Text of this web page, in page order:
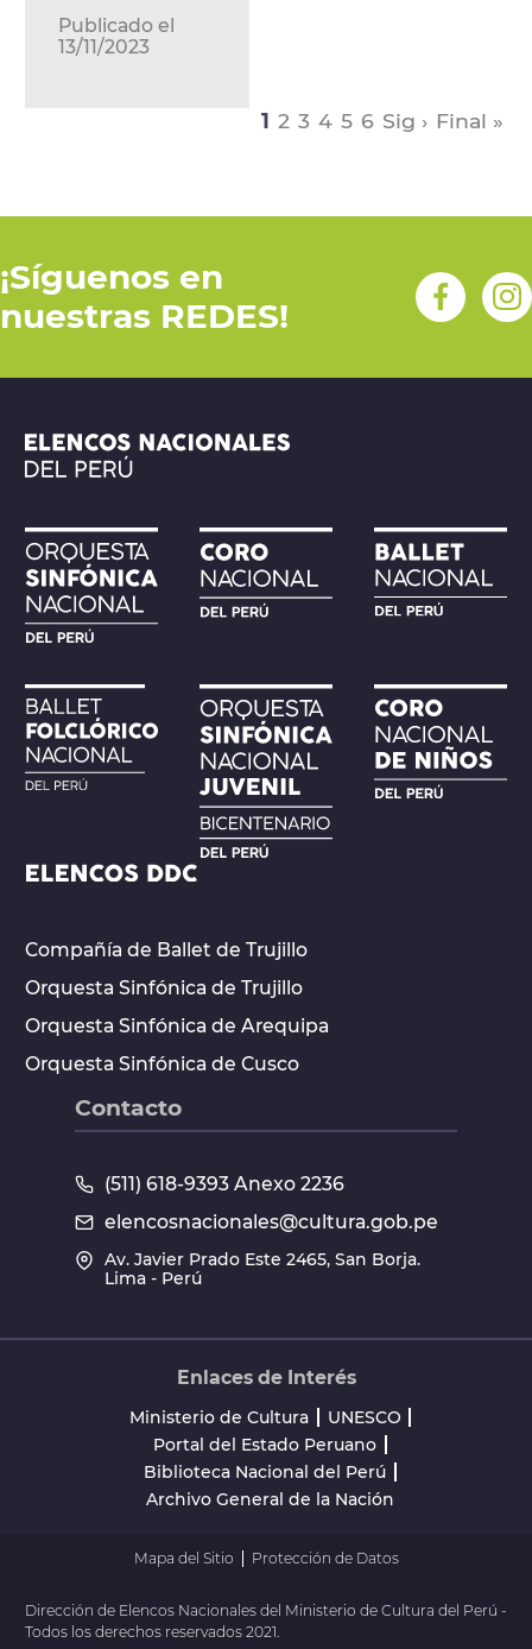
Publicado el
13/11/2023
1 2 3 4 5 6 Sig › Final »
¡Síguenos en
nuestras REDES!
Compañía de Ballet de Trujillo
Orquesta Sinfónica de Trujillo
Orquesta Sinfónica de Arequipa
Orquesta Sinfónica de Cusco
Contacto
(511) 618-9393 Anexo 2236
elencosnacionales@cultura.gob.pe
Av. Javier Prado Este 2465, San Borja.
Lima - Perú
Enlaces de Interés
Ministerio de Cultura
UNESCO
Portal del Estado Peruano
Biblioteca Nacional del Perú
Archivo General de la Nación
Mapa del Sitio Protección de Datos
Dirección de Elencos Nacionales del Ministerio de Cultura del Perú -
Todos los derechos reservados 2021.